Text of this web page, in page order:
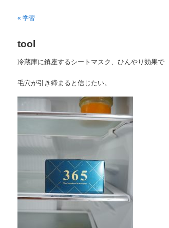
« 学習
tool
冷蔵庫に鎮座するシートマスク、ひんやり効果で
毛穴が引き締まると信じたい。